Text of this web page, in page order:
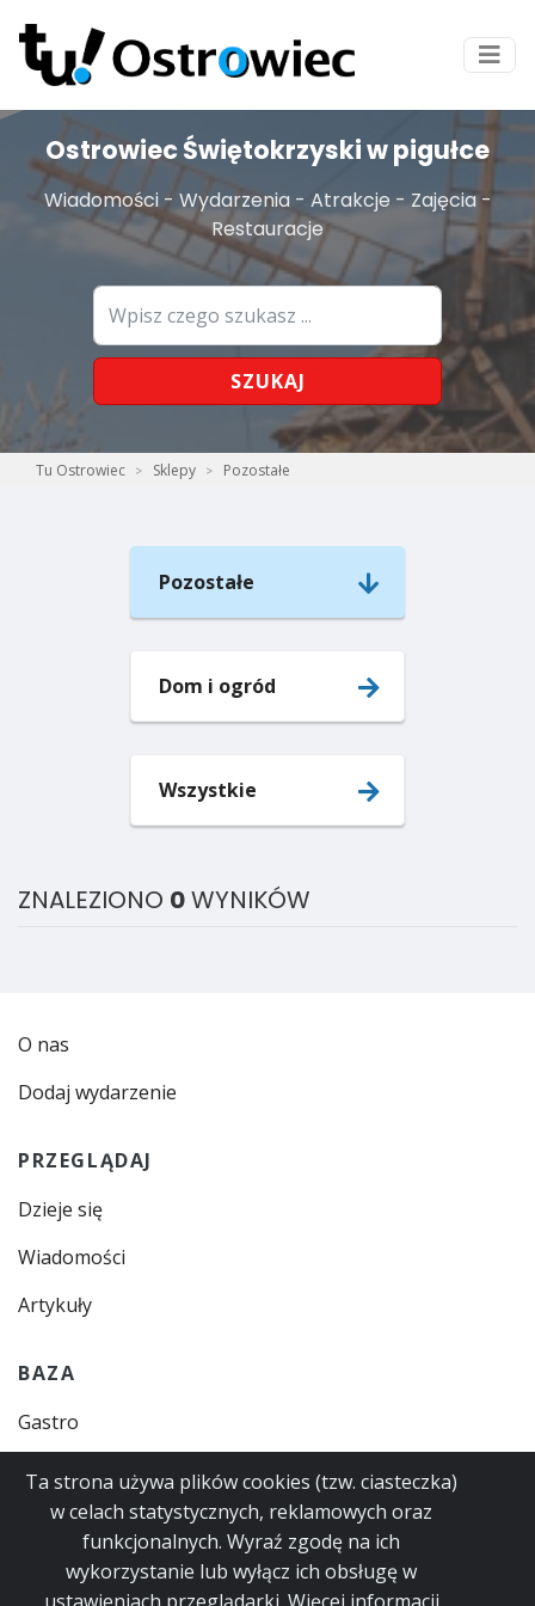
Ostrowiec Świętokrzyski w pigułce
Wiadomości - Wydarzenia - Atrakcje - Zajęcia -
Restauracje
SZUKAJ
Tu Ostrowiec Sklepy Pozostałe
Pozostałe
Dom i ogród
Wszystkie
ZNALEZIONO 0WYNIKÓW
O nas
Dodaj wydarzenie
PRZEGLĄDAJ
Dzieje się
Wiadomości
Artykuły
BAZA
Gastro
Zajęcia
Instytucje
Usługi
Ta strona używa plików cookies (tzw. ciasteczka)
w celach statystycznych, reklamowych oraz
funkcjonalnych. Wyraź zgodę na ich
wykorzystanie lub wyłącz ich obsługę w